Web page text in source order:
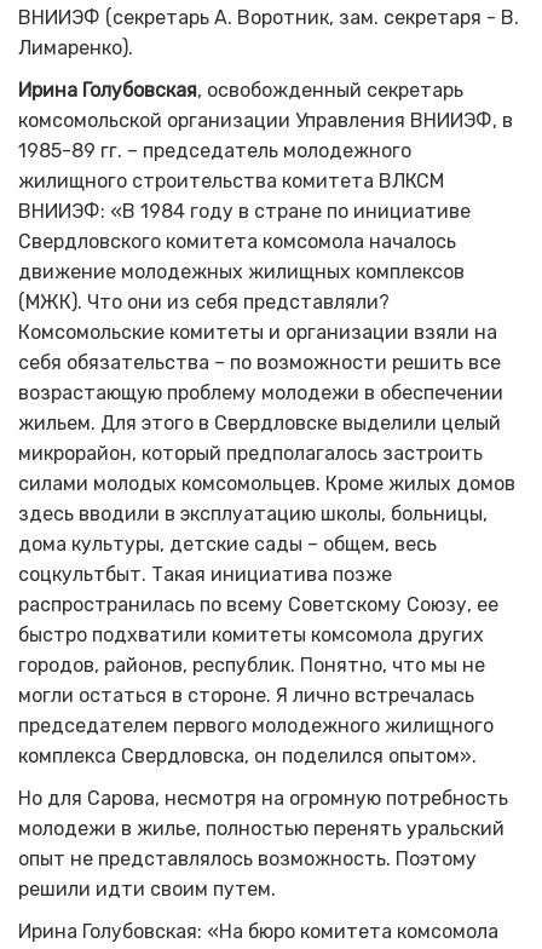
ВНИИЭФ (секретарь А. Воротник, зам. секретаря - В.
Лимаренко).
Ирина Голубовская, освобожденный секретарь
комсомольской организации Управления ВНИИЭФ, в
1985-89 гг. – председатель молодежного
жилищного строительства комитета ВЛКСМ
ВНИИЭФ: «В 1984 году в стране по инициативе
Свердловского комитета комсомола началось
движение молодежных жилищных комплексов
(МЖК). Что они из себя представляли?
Комсомольские комитеты и организации взяли на
себя обязательства – по возможности решить все
возрастающую проблему молодежи в обеспечении
жильем. Для этого в Свердловске выделили целый
микрорайон, который предполагалось застроить
силами молодых комсомольцев. Кроме жилых домов
здесь вводили в эксплуатацию школы, больницы,
дома культуры, детские сады – общем, весь
соцкультбыт. Такая инициатива позже
распространилась по всему Советскому Союзу, ее
быстро подхватили комитеты комсомола других
городов, районов, республик. Понятно, что мы не
могли остаться в стороне. Я лично встречалась
председателем первого молодежного жилищного
комплекса Свердловска, он поделился опытом».
Но для Сарова, несмотря на огромную потребность
молодежи в жилье, полностью перенять уральский
опыт не представлялось возможность. Поэтому
решили идти своим путем.
Ирина Голубовская: «На бюро комитета комсомола